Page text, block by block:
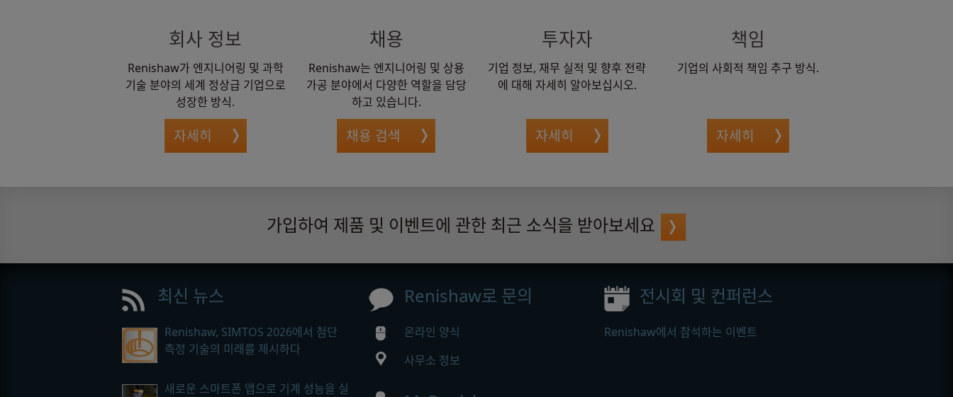
회사 정보
Renishaw가 엔지니어링 및 과학
기술 분야의 세계 정상급 기업으로
성장한 방식.
자세히
채용
Renishaw는 엔지니어링 및 상용
가공 분야에서 다양한 역할을 담당
하고 있습니다.
채용 검색
투자자
기업 정보, 재무 실적 및 향후 전략
에 대해 자세히 알아보십시오.
자세히
책임
기업의 사회적 책임 추구 방식.
자세히
가입하여 제품 및 이벤트에 관한 최근 소식을 받아보세요
최신 뉴스
Renishaw, SIMTOS 2026에서 첨단
측정 기술의 미래를 제시하다
새로운 스마트폰 앱으로 기계 성능을 실
Renishaw로 문의
온라인 양식
사무소 정보
전시회 및 컨퍼런스
Renishaw에서 참석하는 이벤트